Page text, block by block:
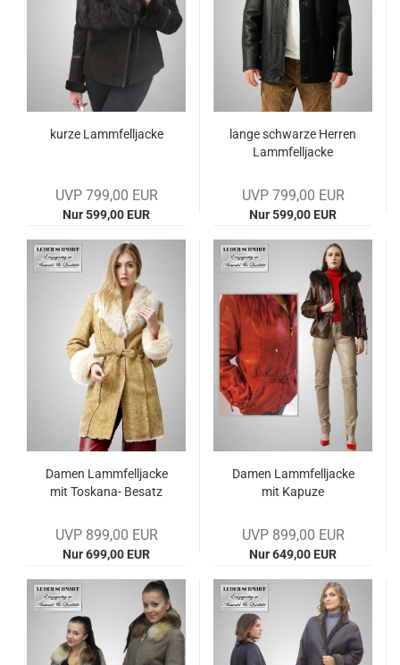
kurze Lamm­fell­ja­cke
UVP 799,00 EUR
Nur 599,00 EUR
lange schwar­ze Her­ren
Lamm­fell­ja­cke
UVP 799,00 EUR
Nur 599,00 EUR
Damen Lamm­fell­ja­cke
mit Toskana-​​ Be­satz
UVP 899,00 EUR
Nur 699,00 EUR
Damen Lamm­fell­ja­cke
mit Ka­pu­ze
UVP 899,00 EUR
Nur 649,00 EUR